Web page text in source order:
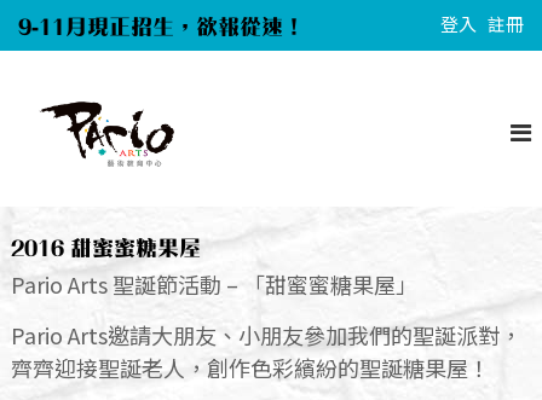
k
c
o
n
9-11月現正招生，欲報從速！ 登入 註冊
A
r
t
s
2016 甜蜜蜜糖果屋
Pario Arts 聖誕節活動 – 「甜蜜蜜糖果屋」
Pario Arts邀請大朋友、小朋友參加我們的聖誕派對，
齊齊迎接聖誕老人，創作色彩繽紛的聖誕糖果屋！